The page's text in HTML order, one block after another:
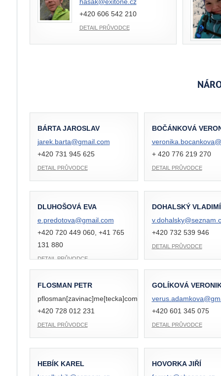
+420 606 542 210
DETAIL PRŮVODCE
BÁRTA JAROSLAV
jarek.barta@gmail.com
+420 731 945 625
DETAIL PRŮVODCE
BOČÁNKOVÁ
veronika.bocankova@
+ 420 776 219 270
DETAIL PRŮVODCE
DLUHOŠOVÁ EVA
e.predotova@gmail.com
+420 720 449 060, +41 765
131 880
DETAIL PRŮVODCE
DOHALSKÝ
v.dohalsky@
+420 732 539 946
DETAIL PRŮVODCE
FLOSMAN PETR
pflosman[zavinac]me[tecka]com
+420 728 012 231
DETAIL PRŮVODCE
GOLÍKOVÁ
verus.adamkova@
+420 601 345 075
DETAIL PRŮVODCE
HEBÍK KAREL
HOVORKA JIŘÍ